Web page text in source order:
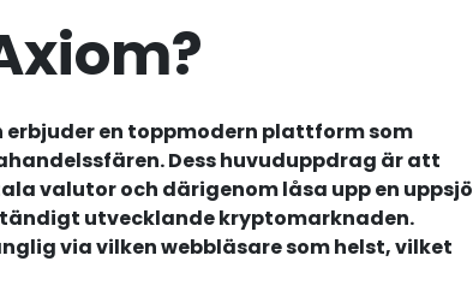
en toppmodern plattform som
Dess huvuduppdrag är att
valutor och därigenom låsa upp en uppsjö
utvecklande kryptomarknaden.
via vilken webbläsare som helst, vilket